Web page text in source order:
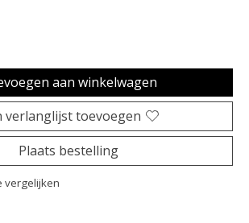
aan winkelwagen
verlanglijst toevoegen
Plaats bestelling
vergelijken